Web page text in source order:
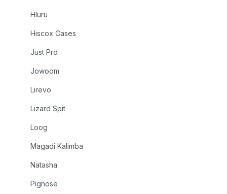
Hluru
Hiscox Cases
Just Pro
Jowoom
Lirevo
Lizard Spit
Loog
Magadi Kalimba
Natasha
Pignose